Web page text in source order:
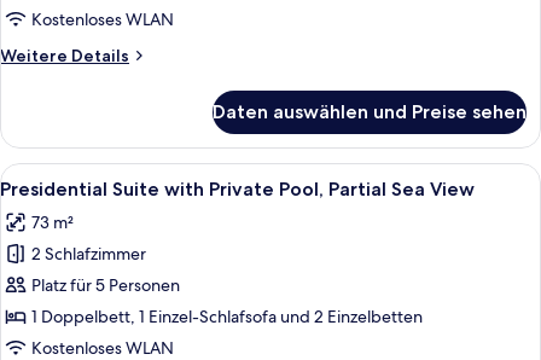
Kostenloses WLAN
Weitere Details
Weitere
Suite,
Meerblick
Daten auswählen und Preise sehen
Alle
Fotos
für
Presidential
Suite
with
Private
Eine Person sitzt auf einem
8
Presidential Suite with Private Pool, Partial Sea View
73 m²
2 Schlafzimmer
Platz für 5 Personen
1 Doppelbett, 1 Einzel-Schlafsofa und 2 Einzelbetten
Kostenloses WLAN